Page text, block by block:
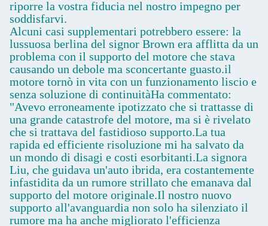
riporre la vostra fiducia nel nostro impegno per
soddisfarvi.
Alcuni casi supplementari potrebbero essere: la
lussuosa berlina del signor Brown era afflitta da un
problema con il supporto del motore che stava
causando un debole ma sconcertante guasto.il
motore tornò in vita con un funzionamento liscio e
senza soluzione di continuitàHa commentato:
"Avevo erroneamente ipotizzato che si trattasse di
una grande catastrofe del motore, ma si è rivelato
che si trattava del fastidioso supporto.La tua
rapida ed efficiente risoluzione mi ha salvato da
un mondo di disagi e costi esorbitanti.La signora
Liu, che guidava un'auto ibrida, era costantemente
infastidita da un rumore strillato che emanava dal
supporto del motore originale.Il nostro nuovo
supporto all'avanguardia non solo ha silenziato il
rumore ma ha anche migliorato l'efficienza